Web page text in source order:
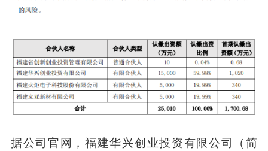
据公司官网，福建华兴创业投资有限公司（简